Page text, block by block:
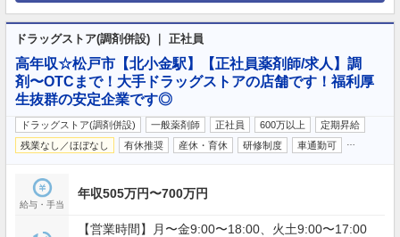
ドラッグストア(調剤併設) ｜ 正社員
高年収☆松戸市【北小金駅】【正社員薬剤師/求人】調
剤〜OTCまで！大手ドラッグストアの店舗です！福利厚
生抜群の安定企業です◎
ドラッグストア(調剤併設) 一般薬剤師 正社員 600万以上
定期昇給
残業なし／ほぼなし
有休推奨 産休・育休 研修制度 車通勤可
給与・手当
年収505万円〜700万円
【営業時間】月〜金9:00〜18:00、火土9:00〜17:00